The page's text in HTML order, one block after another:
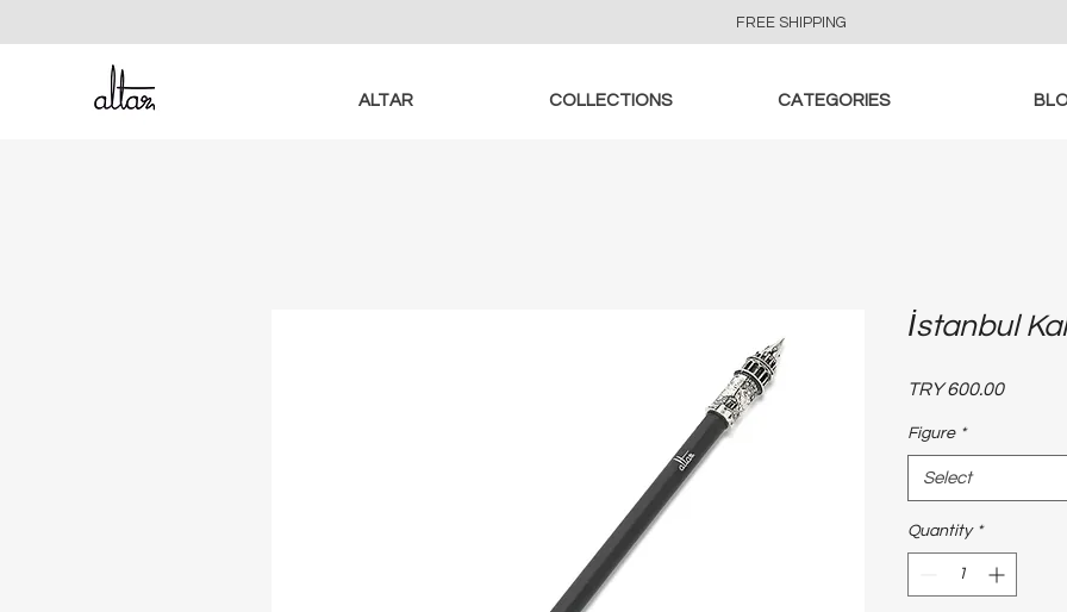
FREE SHIPPING
ALTAR COLLECTIONS CATEGORIES
İstanbul
TRY 600.00Price
Figure *
Select
Quantity *